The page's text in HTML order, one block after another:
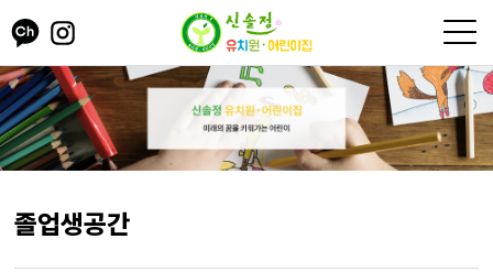
졸업생공간